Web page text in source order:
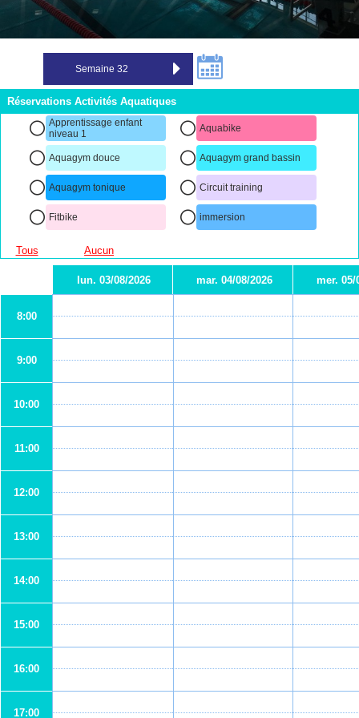
Réservations Activités Aquatiques
Apprentissage enfant
niveau 1
Aquabike
Aquagym douce Aquagym grand bassin
Aquagym tonique Circuit training
Fitbike immersion
Tous Aucun
lun. 03/08/2026 mar. 04/08/2026 mer. 05/
8:00
9:00
10:00
11:00
12:00
13:00
14:00
15:00
16:00
17:00